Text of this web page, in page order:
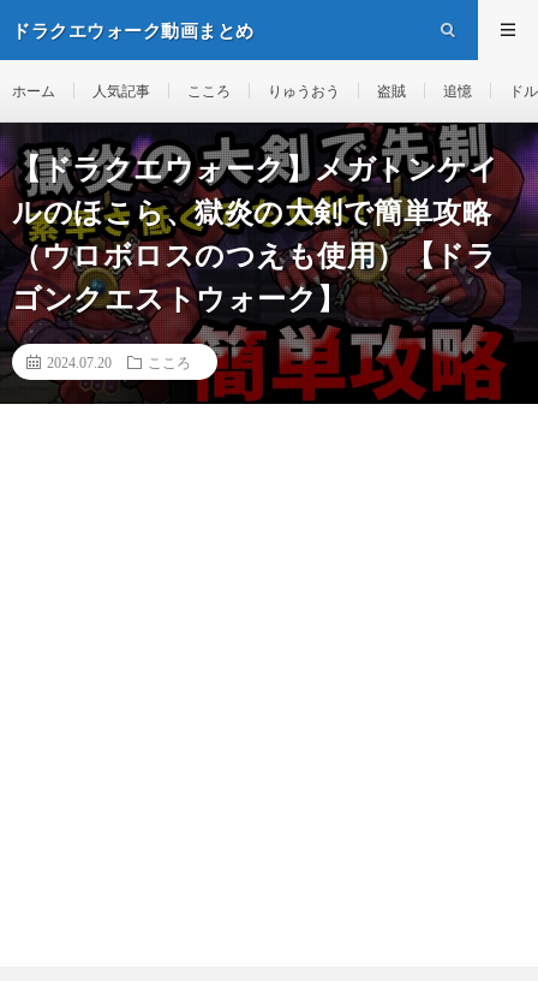
ドラクエウォーク動画まとめ
ホーム 人気記事 こころ りゅうおう 盗賊 追憶 ド
【ドラクエウォーク】メガトンケイ
ルのほこら、獄炎の大剣で簡単攻略
（ウロボロスのつえも使用）【ドラ
ゴンクエストウォーク】
2024.07.20 こころ